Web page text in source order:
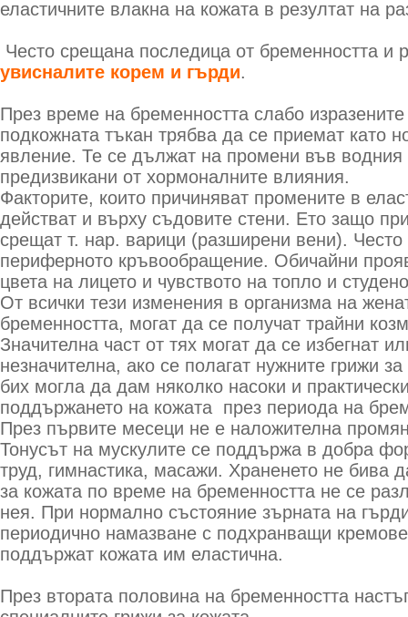
еластичните влакна на кожата в резултат на
Често срещана последица от бременността и
увисналите корем и гърди.
През време на бременността слабо
подкожната тъкан трябва да се приемат като
явление. Те се дължат на промени във
предизвикани от хормоналните влияния.
Факторите, които причиняват промените в
действат и върху съдовите стени. Ето защо
срещат т. нар. варици (разширени вени). Често
периферното кръвообращение. Обичайни
цвета на лицето и чувството на топло и
От всички тези изменения в организма на
бременността, могат да се получат трайни
Значителна част от тях могат да се избегнат
незначителна, ако се полагат нужните грижи
бих могла да дам няколко насоки и
поддържането на кожата през периода на
През първите месеци не е наложителна
Тонусът на мускулите се поддържа в добра
труд, гимнастика, масажи. Храненето не бива
за кожата по време на бременността не се
нея. При нормално състояние зърната на
периодично намазване с подхранващи
поддържат кожата им еластична.
През втората половина на бременността